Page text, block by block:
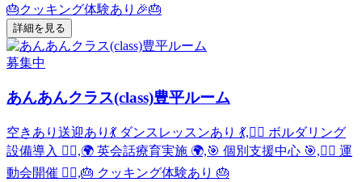
🎂クッキング体験あり🎉🎂
詳細を見る
募集中
あんあんクラス(class)豊平ルーム
空きあり 送迎あり 💃 ダンスレッスンあり 💃,🧗‍♀️ ボルダリング
設備導入 🧗‍♀️,🌍 英会話療育実施 🌍,🎯 個別支援中心 🎯,🏃‍♂️ 運
動会開催 🏃‍♂️,🎂 クッキング体験あり 🎂